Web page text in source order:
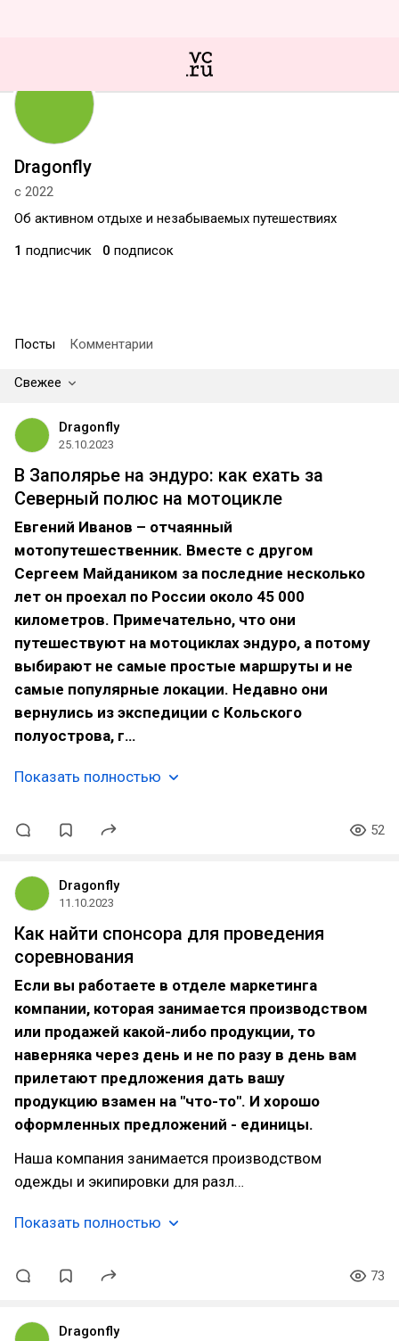
Dragonfly
с 2022
Об активном отдыхе и незабываемых путешествиях
1 подписчик 0 подписок
Посты Комментарии
Свежее
Dragonfly
25.10.2023
В Заполярье на эндуро: как ехать за
Северный полюс на мотоцикле
Евгений Иванов – отчаянный
мотопутешественник. Вместе с другом
Сергеем Майдаником за последние несколько
лет он проехал по России около 45 000
километров. Примечательно, что они
путешествуют на мотоциклах эндуро, а потому
выбирают не самые простые маршруты и не
самые популярные локации. Недавно они
вернулись из экспедиции с Кольского
полуострова, г…
Показать полностью
52
Dragonfly
11.10.2023
Как найти спонсора для проведения
соревнования
Если вы работаете в отделе маркетинга
компании, которая занимается производством
или продажей какой-либо продукции, то
наверняка через день и не по разу в день вам
прилетают предложения дать вашу
продукцию взамен на "что-то". И хорошо
оформленных предложений - единицы.
Наша компания занимается производством
одежды и экипировки для разл…
Показать полностью
73
Dragonfly